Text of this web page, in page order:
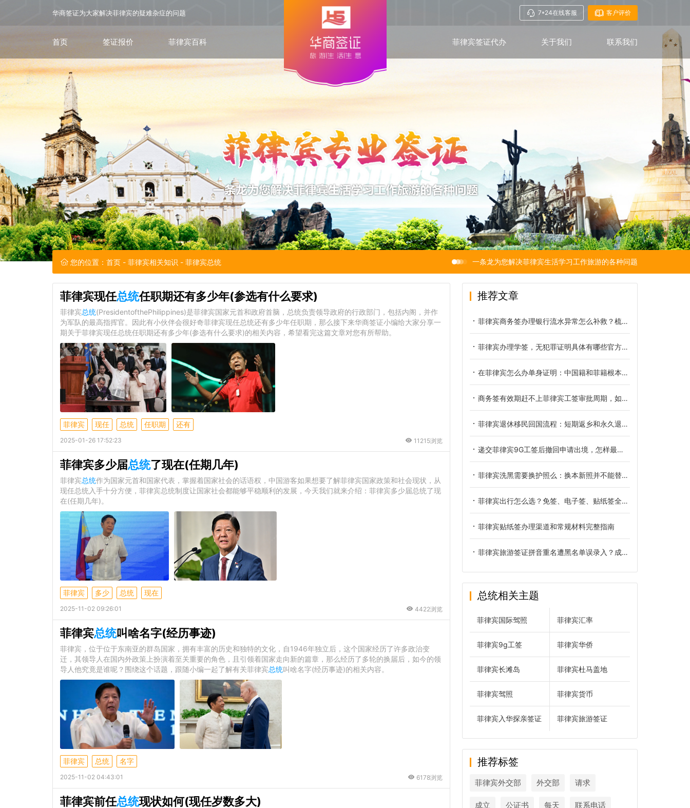
华商签证为大家解决菲律宾的疑难杂症的问题 7*24在线客服 客户评价
首页 签证报价 菲律宾百科 菲律宾签证代办 关于我们 联系我们
您的位置： 首页 - 菲律宾相关知识 - 菲律宾总统 一条龙为您解决菲律宾生活学习工作旅游的各种问题
菲律宾现任总统任职期还有多少年(参选有什么要求)
菲律宾总统(PresidentofthePhilippines)是菲律宾国家元首和政府首脑，总统负责领导政府的行政部门，包括内阁，并作
为军队的最高指挥官。因此有小伙伴会很好奇菲律宾现任总统还有多少年任职期，那么接下来华商签证小编给大家分享一
期关于菲律宾现任总统任职期还有多少年(参选有什么要求)的相关内容，希望看完这篇文章对您有所帮助。
菲律宾 现任 总统 任职期 还有
2025-01-26 17:52:23 11215浏览
菲律宾多少届总统了现在(任期几年)
菲律宾总统作为国家元首和国家代表，掌握着国家社会的话语权，中国游客如果想要了解菲律宾国家政策和社会现状，从
现任总统入手十分方便，菲律宾总统制度让国家社会都能够平稳顺利的发展，今天我们就来介绍：菲律宾多少届总统了现
在(任期几年)。
菲律宾 多少 总统 现在
2025-11-02 09:26:01 4422浏览
菲律宾总统叫啥名字(经历事迹)
菲律宾，位于位于东南亚的群岛国家，拥有丰富的历史和独特的文化，自1946年独立后，这个国家经历了许多政治变
迁，其领导人在国内外政策上扮演着至关重要的角色，且引领着国家走向新的篇章，那么经历了多轮的换届后，如今的领
导人他究竟是谁呢？围绕这个话题，跟随小编一起了解有关菲律宾总统叫啥名字(经历事迹)的相关内容。
菲律宾 总统 名字
2025-11-02 04:43:01 6178浏览
菲律宾前任总统现状如何(现任岁数多大)
推荐文章
菲律宾商务签办理银行流水异常怎么补救？梳理流水异常具体类型
菲律宾办理学签，无犯罪证明具体有哪些官方要求？
在菲律宾怎么办单身证明：中国籍和菲籍根本不是同一份文件
商务签有效期赶不上菲律宾工签审批周期，如何提前规避逾期滞留
菲律宾退休移民回国流程：短期返乡和永久退籍是两本账
递交菲律宾9G工签后撤回申请出境，怎样最大限度降低经济损失
菲律宾洗黑需要换护照么：换本新照并不能替你洗掉黑名单
菲律宾出行怎么选？免签、电子签、贴纸签全方位对比
菲律宾贴纸签办理渠道和常规材料完整指南
菲律宾旅游签证拼音重名遭黑名单误录入？成因、核验与正规解决办法
总统相关主题
菲律宾国际驾照 菲律宾汇率
菲律宾9g工签 菲律宾华侨
菲律宾长滩岛 菲律宾杜马盖地
菲律宾驾照 菲律宾货币
菲律宾入华探亲签证 菲律宾旅游签证
推荐标签
菲律宾外交部 外交部 请求
成立 公证书 每天 联系电话